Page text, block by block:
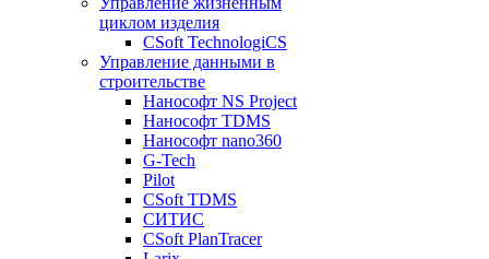
циклом изделия
CSoft TechnologiCS
Управление данными в
строительстве
Нанософт NS Project
Нанософт TDMS
Нанософт nano360
G-Tech
Pilot
CSoft TDMS
СИТИС
CSoft PlanTracer